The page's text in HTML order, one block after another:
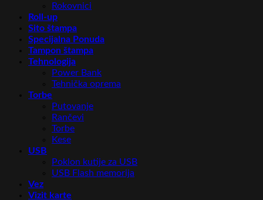
Rokovnici
Roll-up
Sito štampa
Specijalna Ponuda
Tampon štampa
Tehnologija
Power Bank
Tehnička oprema
Torbe
Putovanje
Rančevi
Torbe
Kese
USB
Poklon kutije za USB
USB Flash memorija
Vez
Vizit karte